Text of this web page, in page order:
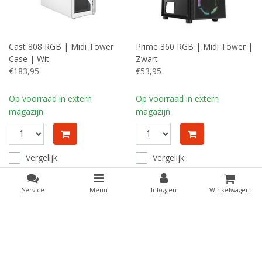
Cast 808 RGB | Midi Tower
Case | Wit
€183,95
Op voorraad in extern
magazijn
Vergelijk
Prime 360 RGB | Midi Tower |
Zwart
€53,95
Op voorraad in extern
magazijn
Vergelijk
Service Menu Inloggen Winkelwagen